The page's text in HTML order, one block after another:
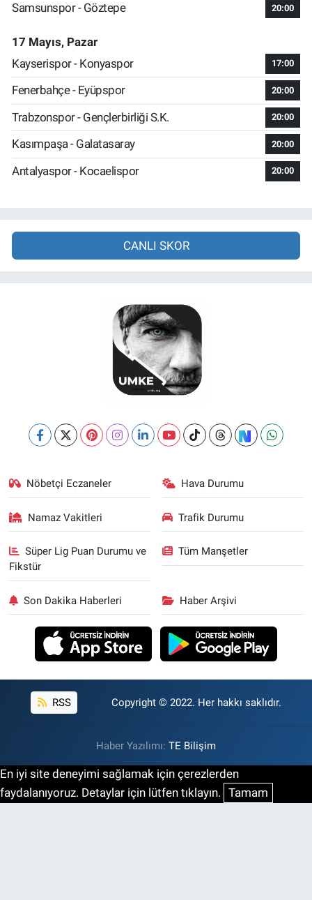
Samsunspor - Göztepe 20:00
17 Mayıs, Pazar
Kayserispor - Konyaspor
17:00
Fenerbahçe - Eyüpspor 20:00
Trabzonspor - Gençlerbirliği S.K. 20:00
Kasımpaşa - Galatasaray 20:00
Antalyaspor - Kocaelispor 20:00
CANLI SKOR
Nöbetçi Eczaneler Hava Durumu
Namaz Vakitleri Trafik Durumu
Süper Lig Puan Durumu ve
Fikstür
Tüm Manşetler
Son Dakika Haberleri Haber Arşivi
RSS Copyright © 2022. Her hakkı saklıdır.
Haber Yazılımı: TE Bilişim
En iyi site deneyimi sağlamak için çerezlerden
faydalanıyoruz. Detaylar için lütfen tıklayın. Tamam